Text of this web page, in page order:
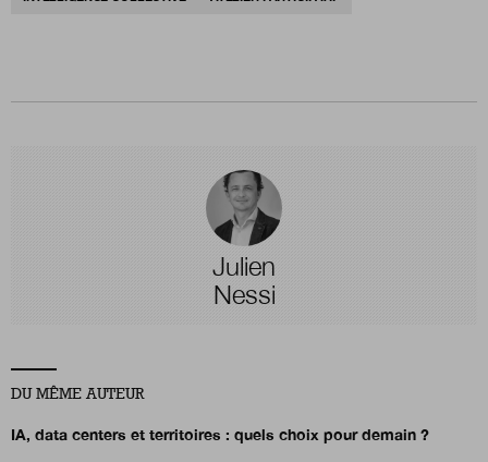
Julien
Nessi
DU MÊME AUTEUR
IA, data centers et territoires : quels choix pour demain ?